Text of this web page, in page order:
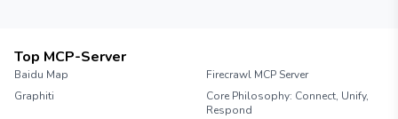
Top MCP-Server
Baidu Map
Firecrawl MCP Server
Graphiti
Core Philosophy: Connect, Unify,
Respond